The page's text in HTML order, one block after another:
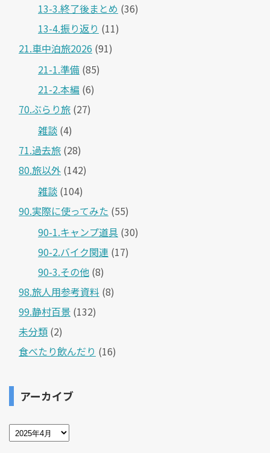
13-3.終了後まとめ (36)
13-4.振り返り (11)
21.車中泊旅2026 (91)
21-1.準備 (85)
21-2.本編 (6)
70.ぶらり旅 (27)
雑談 (4)
71.過去旅 (28)
80.旅以外 (142)
雑談 (104)
90.実際に使ってみた (55)
90-1.キャンプ道具 (30)
90-2.バイク関連 (17)
90-3.その他 (8)
98.旅人用参考資料 (8)
99.静村百景 (132)
未分類 (2)
食べたり飲んだり (16)
アーカイブ